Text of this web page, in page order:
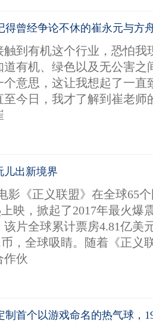
得曾经争论不休的崔永元与方
到有机这个行业，恐怕我
道有机、绿色以及无公害之
个意思，这让我想起了一直
今日，我才了解到崔老师
儿出新境界
影《正义联盟》在全球65
映，掀起了2017年最火爆
片全球累计票房4.81亿美
，全球吸睛。随着《正义
作伙
制首个以游戏命名的热气球，